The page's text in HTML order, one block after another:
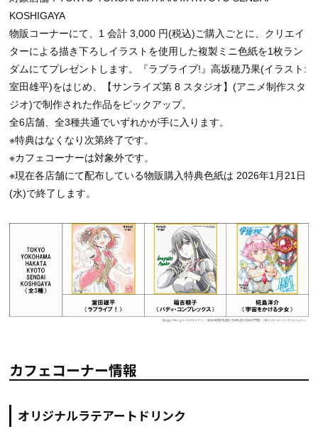
KOSHIGAYA
物販コーナーにて、1 会計 3,000 円(税込)ご購入ごとに、クリエイ
ターによる描き下ろしイラストを使用した複製ミニ色紙を1枚ラン
ダムにてプレゼントします。『ラブライブ!』高坂穂乃果(イラスト:
室田雄平)をはじめ、【サンライズ第 8 スタジオ】(アニメ制作スタ
ジオ)で制作された作品をピックアップ。
全6店舗、全3種共通でいずれかが手に入ります。
※特典はなくなり次第終了です。
※カフェコーナーは対象外です。
※現在各店舗にて配布している物販購入特典色紙は 2026年1月21日
(水)で終了します。
カフェコーナー情報
オリジナルラテアートドリンク